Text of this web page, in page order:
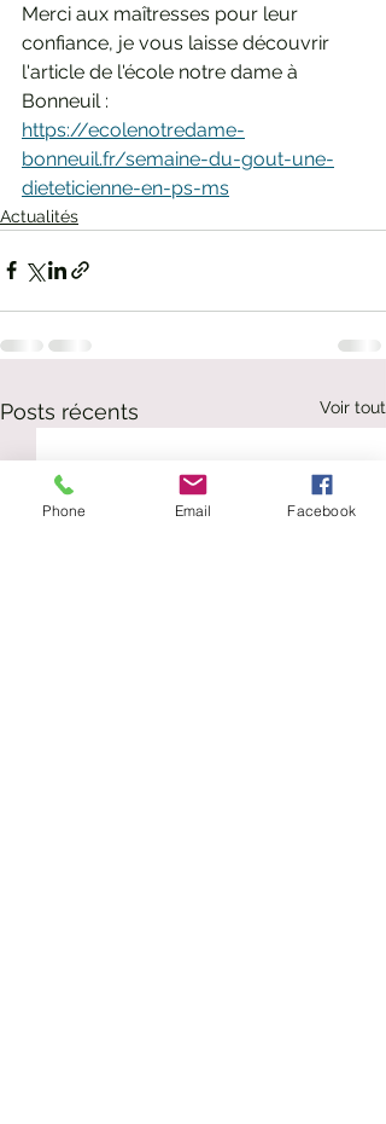
Merci aux maîtresses pour leur
confiance, je vous laisse découvrir
l'article de l'école notre dame à
Bonneuil :
https://ecolenotredame-
bonneuil.fr/semaine-du-gout-une-
dieteticienne-en-ps-ms
Actualités
Posts récents Voir tout
Phone Email Facebook